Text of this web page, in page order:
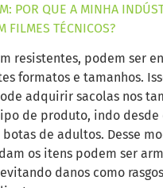
POR QUE A MINHA
FILMES TÉCNICOS?
resistentes, podem ser
formatos e tamanhos.
adquirir sacolas nos
de produto, indo desde
de adultos. Desse
os itens podem ser
danos como